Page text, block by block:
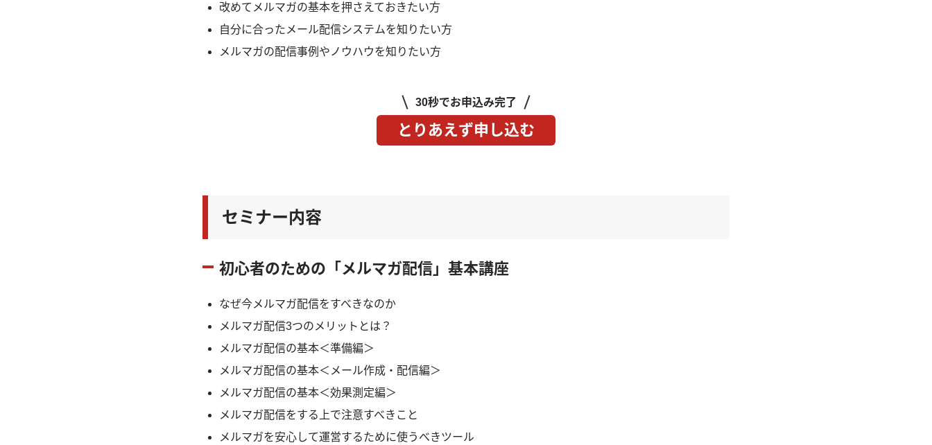
改めてメルマガの基本を押さえておきたい方
自分に合ったメール配信システムを知りたい方
メルマガの配信事例やノウハウを知りたい方
30秒でお申込み完了
とりあえず申し込む
セミナー内容
初心者のための「メルマガ配信」基本講座
なぜ今メルマガ配信をすべきなのか
メルマガ配信3つのメリットとは？
メルマガ配信の基本＜準備編＞
メルマガ配信の基本＜メール作成・配信編＞
メルマガ配信の基本＜効果測定編＞
メルマガ配信をする上で注意すべきこと
メルマガを安心して運営するために使うべきツール